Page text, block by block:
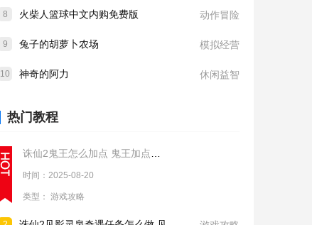
8 火柴人篮球中文内购免费版 动作冒险
9 兔子的胡萝卜农场 模拟经营
10 神奇的阿力 休闲益智
热门教程
时间：2025-08-20
类型： 游戏攻略